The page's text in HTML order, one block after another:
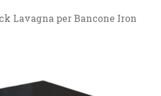
Lavagna per Bancone Iron